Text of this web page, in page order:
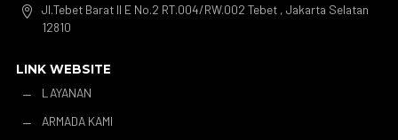

Jl.Tebet Barat II E No.2 RT.004/RW.002 Tebet , Jakarta Selatan
12810
LINK WEBSITE
K
LAYANAN
K ARMADA KAMI